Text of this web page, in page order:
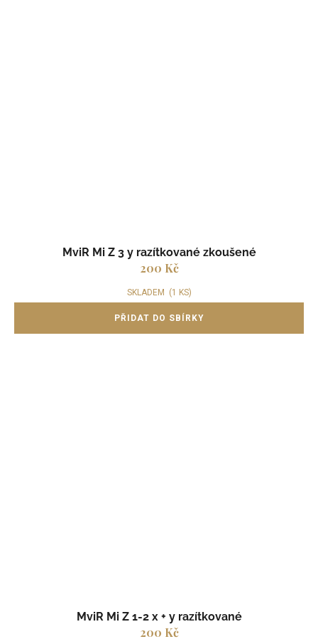
MviR Mi Z 3 y razítkované zkoušené
200 Kč
SKLADEM (1 KS)
MviR Mi Z 1-2 x + y razítkované
200 Kč